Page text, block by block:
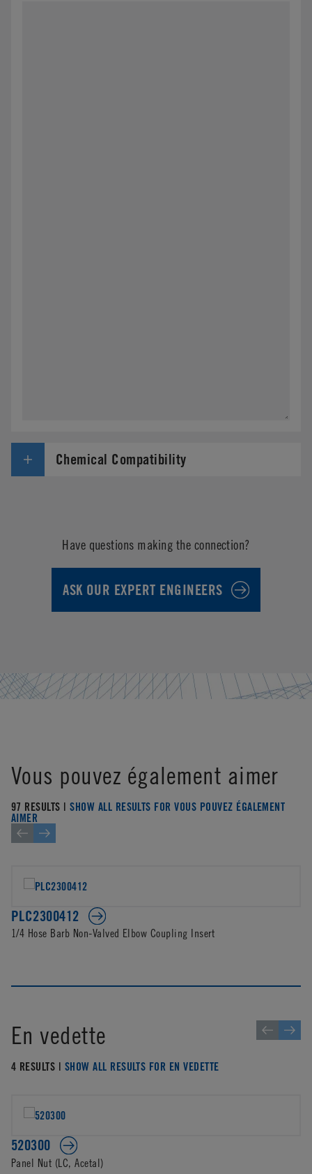
Chemical Compatibility
Have questions making the connection?
ASK OUR EXPERT ENGINEERS
Vous pouvez également aimer
97 RESULTS |SHOW ALL RESULTS FOR VOUS POUVEZ ÉGALEMENT
AIMER
PLC2300412
1/4 Hose Barb Non-Valved Elbow Coupling Insert
En vedette
4 RESULTS | SHOW ALL RESULTS FOR EN VEDETTE
520300
Panel Nut (LC, Acetal)